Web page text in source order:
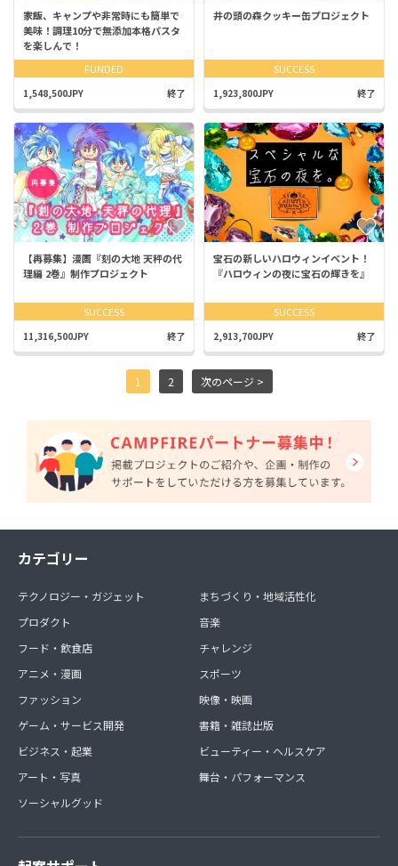
家飯、キャンプや非常時にも簡単で
美味！調理10分で無添加本格パスタ
を楽しんで！
FUNDED
1,548,500JPY 終了
井の頭の森クッキー缶プロジェクト
SUCCESS
1,923,800JPY 終了
【再募集】漫画『刻の大地 天秤の代
理編 2巻』制作プロジェクト
SUCCESS
11,316,500JPY 終了
宝石の新しいハロウィンイベント！
『ハロウィンの夜に宝石の輝きを』
SUCCESS
2,913,700JPY 終了
1 2 次のページ >
カテゴリー
テクノロジー・ガジェット
プロダクト
フード・飲食店
アニメ・漫画
ファッション
ゲーム・サービス開発
ビジネス・起業
アート・写真
ソーシャルグッド
まちづくり・地域活性化
音楽
チャレンジ
スポーツ
映像・映画
書籍・雑誌出版
ビューティー・ヘルスケア
舞台・パフォーマンス